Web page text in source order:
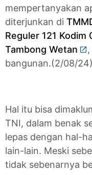
mempertanyakan
diterjunkan di
Reguler 121 Kodim
Tambong Wetan
bangunan.(2/08/24)
Hal itu bisa
TNI, dalam benak
lepas dengan hal-
lain-lain. Meski
tidak sebenarnya